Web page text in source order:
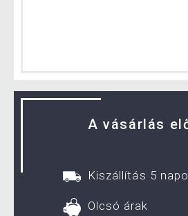
A vásárlás
Kiszállítás 5
Olcsó árak